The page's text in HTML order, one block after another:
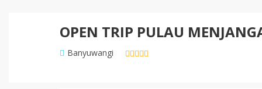
OPEN TRIP PULAU
Banyuwangi